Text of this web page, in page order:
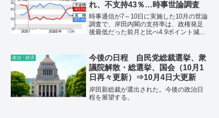
れ、不支持43％…時事世論調査
時事通信が7～10日に実施した10月の世論
調査で、岸田内閣の支持率は、政権発足
後最低だった前月と比べ4.9ポイント減り
めて。菅内閣で最低だった2021年8月の
29.0％も下回った。
政治・経済
今後の日程 自民党総裁選挙、衆
議院解散・総選挙、国会（10月1
日再々更新）⇒10月4日大更新
岸田新総裁が選出された。今後の政治日
程を展望する。